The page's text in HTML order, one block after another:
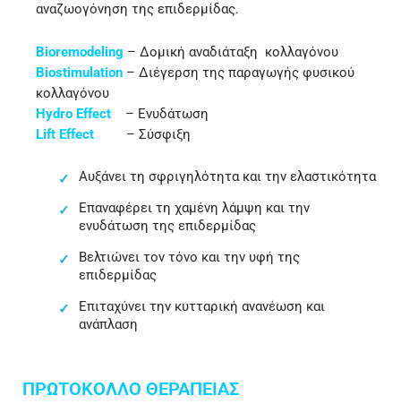
αναζωογόνηση της επιδερμίδας.
Bioremodeling – Δομική αναδιάταξη κολλαγόνου
Biostimulation – Διέγερση της παραγωγής φυσικού
κολλαγόνου
Hydro Effect
– Ενυδάτωση
Lift Effect
– Σύσφιξη
Αυξάνει τη σφριγηλότητα και την ελαστικότητα
Επαναφέρει τη χαμένη λάμψη και την
ενυδάτωση της επιδερμίδας
Βελτιώνει τον τόνο και την υφή της
επιδερμίδας
Επιταχύνει την κυτταρική ανανέωση και
ανάπλαση
ΠΡΩΤΌΚΟΛΛΟ ΘΕΡΑΠΕΊΑΣ